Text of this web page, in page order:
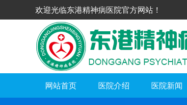
欢迎光临东港精神病医院官方网站！
网站首页 医院介绍 医院新闻